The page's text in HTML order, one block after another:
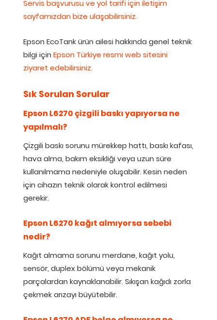
Servis başvurusu ve yol tarifi için iletişim
sayfamızdan bize ulaşabilirsiniz.
Epson EcoTank ürün ailesi hakkında genel teknik
bilgi için Epson Türkiye resmi web sitesini
ziyaret edebilirsiniz.
Sık Sorulan Sorular
Epson L6270 çizgili baskı yapıyorsa ne
yapılmalı?
Çizgili baskı sorunu mürekkep hattı, baskı kafası,
hava alma, bakım eksikliği veya uzun süre
kullanılmama nedeniyle oluşabilir. Kesin neden
için cihazın teknik olarak kontrol edilmesi
gerekir.
Epson L6270 kağıt almıyorsa sebebi
nedir?
Kağıt almama sorunu merdane, kağıt yolu,
sensör, duplex bölümü veya mekanik
parçalardan kaynaklanabilir. Sıkışan kağıdı zorla
çekmek arızayı büyütebilir.